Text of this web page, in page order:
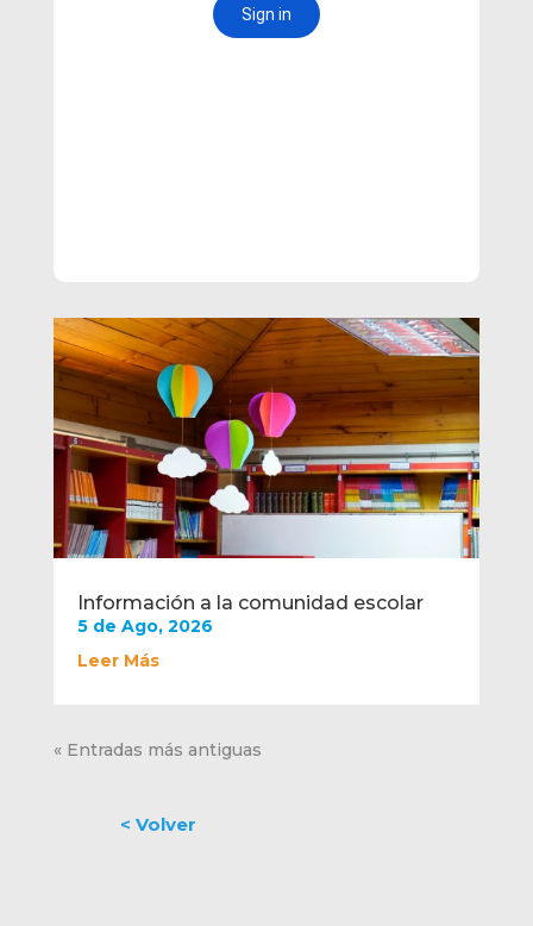
Información a la comunidad escolar
5 de Ago, 2026
Leer Más
« Entradas más antiguas